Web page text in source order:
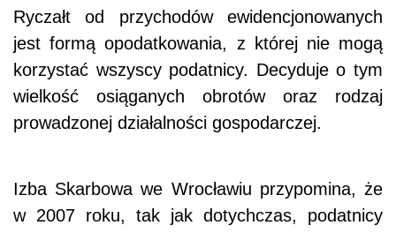
Ryczałt od przychodów ewidencjonowanych
jest formą opodatkowania, z której nie mogą
korzystać wszyscy podatnicy. Decyduje o tym
wielkość osiąganych obrotów oraz rodzaj
prowadzonej działalności gospodarczej.
Izba Skarbowa we Wrocławiu przypomina, że
w 2007 roku, tak jak dotychczas, podatnicy